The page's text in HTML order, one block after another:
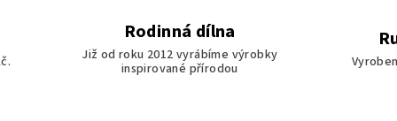
Rodinná dílna
Již od roku 2012 vyrábíme výrobky
inspirované přírodou